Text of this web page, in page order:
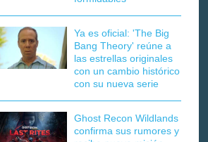
Ya es oficial: 'The Big
Bang Theory' reúne a
las estrellas originales
con un cambio histórico
con su nueva serie
Ghost Recon Wildlands
confirma sus rumores y